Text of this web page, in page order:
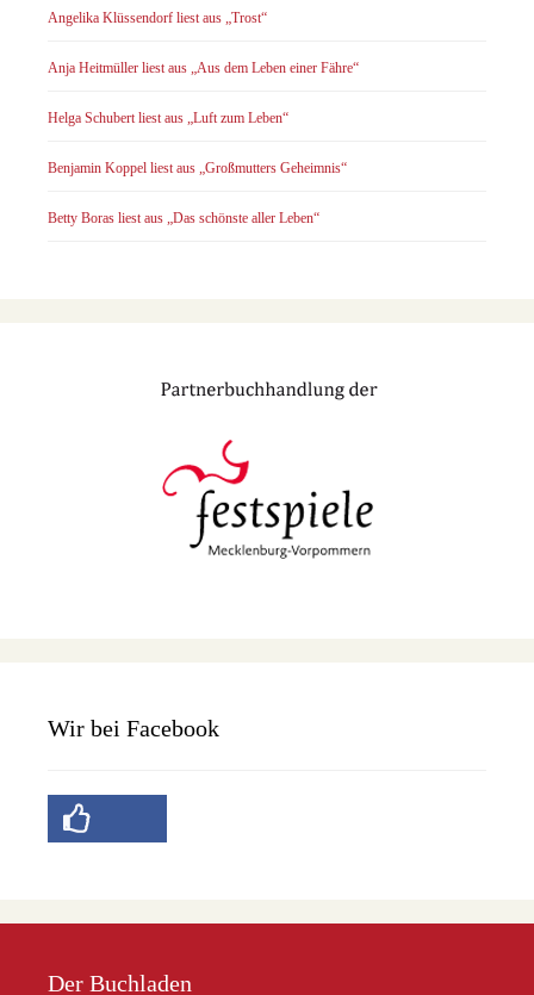
Angelika Klüssendorf liest aus „Trost“
Anja Heitmüller liest aus „Aus dem Leben einer Fähre“
Helga Schubert liest aus „Luft zum Leben“
Benjamin Koppel liest aus „Großmutters Geheimnis“
Betty Boras liest aus „Das schönste aller Leben“
Wir bei Facebook
Der Buchladen